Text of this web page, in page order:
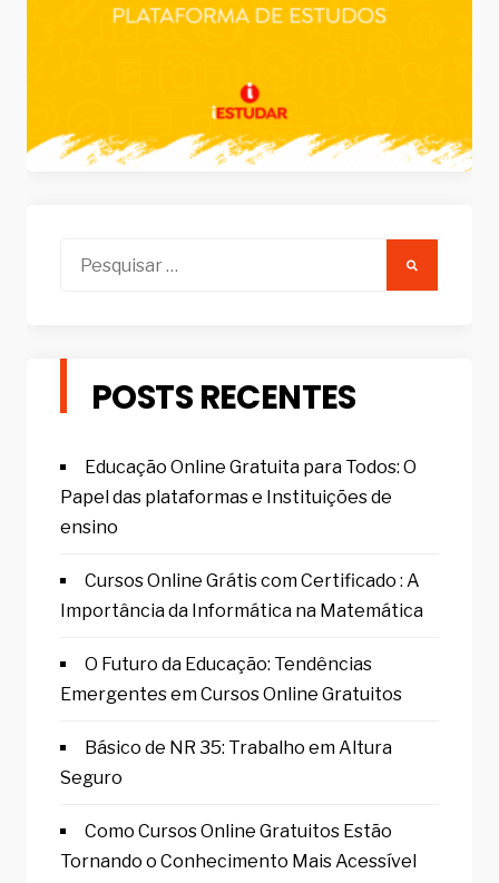
Pesquisar
POSTS RECENTES
Educação Online Gratuita para Todos: O
Papel das plataformas e Instituições de
ensino
Cursos Online Grátis com Certificado : A
Importância da Informática na Matemática
O Futuro da Educação: Tendências
Emergentes em Cursos Online Gratuitos
Básico de NR 35: Trabalho em Altura
Seguro
Como Cursos Online Gratuitos Estão
Tornando o Conhecimento Mais Acessível